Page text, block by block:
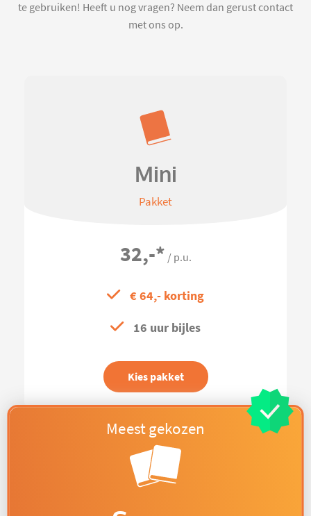
te gebruiken! Heeft u nog vragen? Neem dan gerust contact
met ons op.
Mini
Pakket
32,-* / p.u.
€ 64,- korting
16 uur bijles
Kies pakket